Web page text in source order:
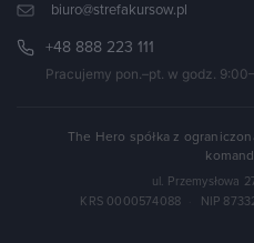
biuro@strefakursow.pl
+48 888 223 111
Pracujemy pon.–pt. w godz.
The Hero spółka z
ul. Przemysłowa
KRS 0000574088
NIP